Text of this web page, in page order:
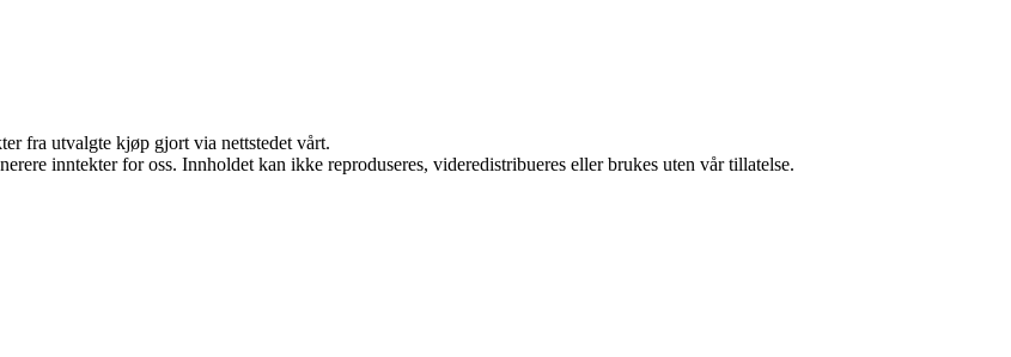
fra utvalgte kjøp gjort via nettstedet vårt.
inntekter for oss. Innholdet kan ikke reproduseres, videredistribueres eller brukes uten vår tillatelse.